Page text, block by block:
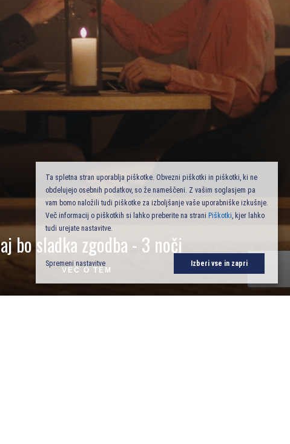
bo sladka zgodba - 3 noči
VEČ O TEM
Ta spletna stran uporablja piškotke. Obvezni piškotki in piškotki, ki ne
obdelujejo osebnih podatkov, so že nameščeni. Z vašim soglasjem pa
vam bomo naložili tudi piškotke za izboljšanje vaše uporabniške izkušnje.
Več informacij o piškotkih si lahko preberite na strani Piškotki, kjer lahko
tudi urejate nastavitve.
Spremeni nastavitve Izberi vse in zapri